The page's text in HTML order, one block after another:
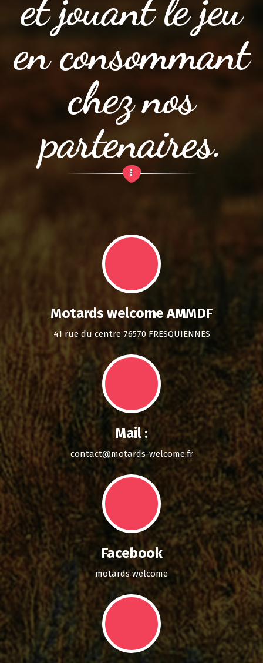
en consommant
chez nos
partenaires.
Motards welcome AMMDF
41 rue du centre 76570 FRESQUIENNES
Mail :
contact@motards-welcome.fr
Facebook
motards welcome